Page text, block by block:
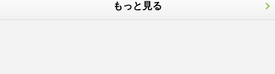
もっと見る